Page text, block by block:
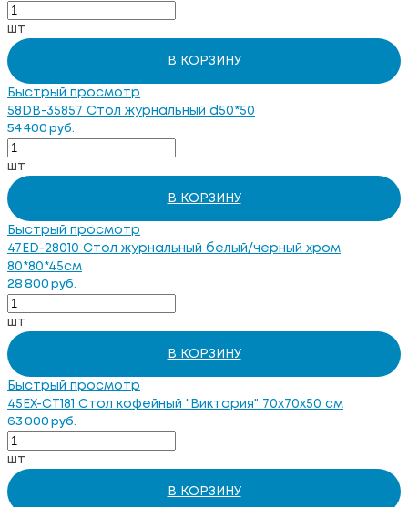
шт
В КОРЗИНУ
Быстрый просмотр
58DB-35857 Стол журнальный d50*50
54 400 руб.
шт
В КОРЗИНУ
Быстрый просмотр
47ED-28010 Стол журнальный белый/черный хром
80*80*45см
28 800 руб.
шт
В КОРЗИНУ
Быстрый просмотр
45EX-CT181 Стол кофейный "Виктория" 70х70х50 см
63 000 руб.
шт
В КОРЗИНУ